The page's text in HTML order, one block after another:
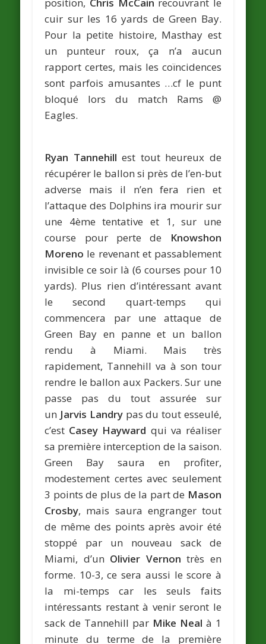
cuir sur les 16 yards de Green Bay.
Pour la petite histoire, Masthay est
un punteur roux, ça n’a aucun
rapport certes, mais les coïncidences
sont parfois amusantes …cf le punt
bloqué lors du match Rams @
Eagles.
Ryan Tannehill est tout heureux de
récupérer le ballon si près de l’en-but
adverse mais il n’en fera rien et
l’attaque des Dolphins ira mourir sur
une 4ème tentative et 1, sur une
course pour perte de Knowshon
Moreno le revenant et passablement
invisible ce soir là (6 courses pour 10
yards). Plus rien d’intéressant avant
le second quart-temps qui
commencera par une attaque de
Green Bay en panne et un ballon
rendu à Miami. Mais très
rapidement, Tannehill va à son tour
rendre le ballon aux Packers. Sur une
passe pas du tout assurée sur
un Jarvis Landrypas du tout esseulé,
c’est Casey Hayward qui va réaliser
sa première interception de la saison.
Green Bay saura en profiter,
modestement certes avec seulement
3 points de plus de la part de Mason
Crosby, mais saura engranger tout
de même des points après avoir été
stoppé par un nouveau sack de
Miami, d’un Olivier Vernon très en
forme. 10-3, ce sera aussi le score à
la mi-temps car les seuls faits
intéressants restant à venir seront le
sack de Tannehill par Mike Neal à 1
minute du terme de la première